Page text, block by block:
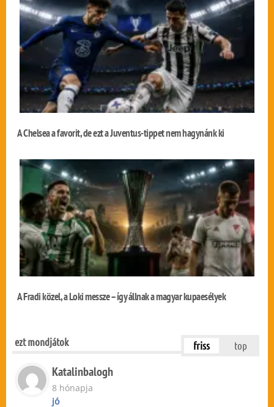
A Chelsea a favorit, de ezt a Juventus-tippet nem hagynánk ki
A Fradi közel, a Loki messze – így állnak a magyar kupaesélyek
ezt mondjátok friss top
Katalinbalogh
8 hónapja
jó